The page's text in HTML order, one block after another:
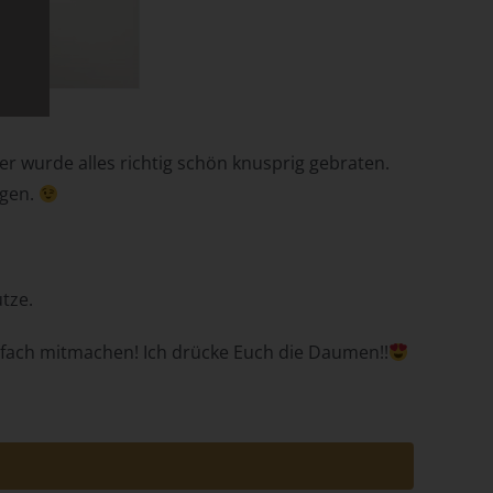
wurde alles richtig schön knusprig gebraten.
mitmachen! Ich drücke Euch die Daumen!!